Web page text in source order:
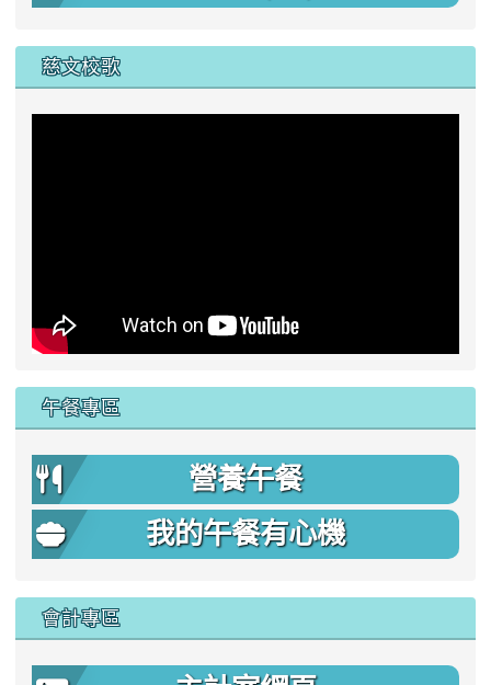
慈文校歌
午餐專區
營養午餐
我的午餐有心機
會計專區